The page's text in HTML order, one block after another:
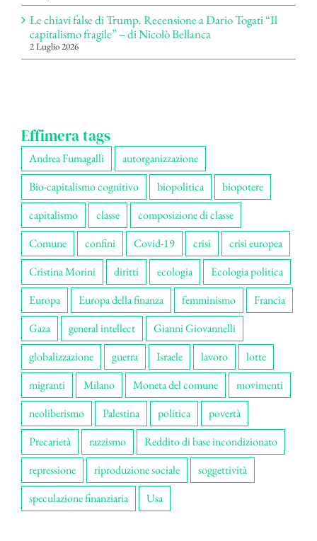
Le chiavi false di Trump. Recensione a Dario Togati “Il
capitalismo fragile” – di Nicolò Bellanca
2 Luglio 2026
Effimera tags
Andrea Fumagalli
autorganizzazione
Bio-capitalismo cognitivo
biopolitica
biopotere
capitalismo
classe
composizione di classe
Comune
confini Covid-19 crisi
crisi europea
Cristina Morini
diritti ecologia
Ecologia politica
Europa
Europa della finanza femminismo
Francia
Gaza
general intellect
Gianni Giovannelli
globalizzazione
guerra Israele lavoro
lotte
migranti
Milano Moneta del comune
movimenti
neoliberismo
Palestina politica
povertà
Precarietà
razzismo
Reddito di base incondizionato
repressione
riproduzione sociale
soggettività
speculazione finanziaria
Usa